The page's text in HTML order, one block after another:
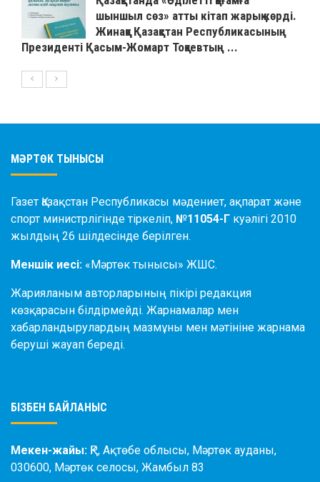
шыншыл сөз» атты кітап жарық көрді.
Жинаққа Қазақстан Республикасының
Президенті Қасым-Жомарт Тоқаевтың ...
МӘРТӨК ТЫНЫСЫ
Газет Қазақстан Республикасы мәдениет, ақпарат және
спорт министрлігінде тіркеліп, №11054-Г куәлігі 2010
жылдың 26 шілдесінде берілген.
Меншік иесі: «Мәртөк тынысы» ЖШС.
Жарияланым авторларының пікірі редакция
көзқарасын білдірмейді. Жарнамалар мен
хабарландырулардың мазмұны мен мәтініне жарнама
беруші жауап береді.
БІЗБЕН БАЙЛАНЫС
Мекен-жайы: ҚР, Ақтөбе облысы, Мәртөк ауданы,
030600, Мәртөк селосы, Жамбыл 83